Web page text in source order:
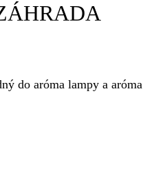
do aróma lampy a